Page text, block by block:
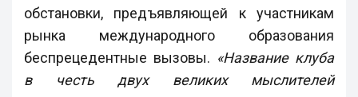
обстановки, предъявляющей к участникам
рынка международного образования
беспрецедентные вызовы. «Название клуба
в честь двух великих мыслителей